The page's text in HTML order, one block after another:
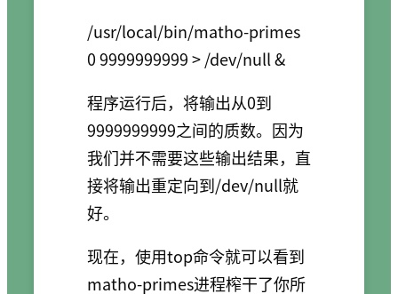
/usr/local/bin/matho-primes
程序运行后，将输出从0到
9999999999之间的质数。因为
我们并不需要这些输出结果，直
接将输出重定向到/dev/null就
好。
现在，使用top命令就可以看到
matho-primes进程榨干了你所